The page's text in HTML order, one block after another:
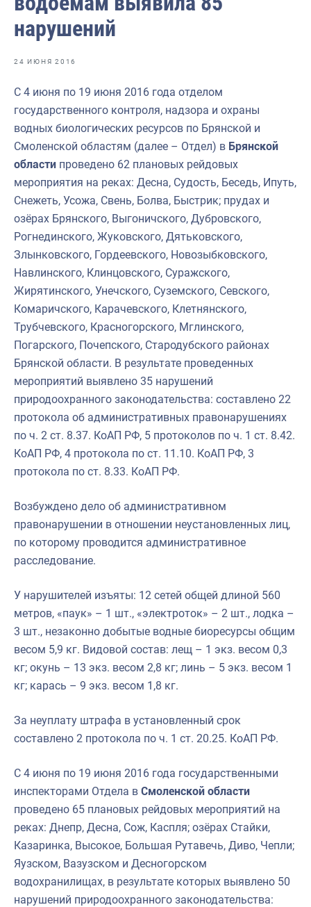
Отраслевые СМИ
Выставки и конференции
Научно-практическая литература
Рыбоохрана России
Отрасль в цифрах
Инфографика
Большая африканская экспедиция
Укрепление духовно-нравственных ценностей
События в России и мире
нарушений
24 ИЮНЯ 2016
С 4 июня по 19 июня 2016 года отделом
государственного контроля, надзора и охраны
водных биологических ресурсов по Брянской и
Смоленской областям (далее – Отдел) в Брянской
области проведено 62 плановых рейдовых
мероприятия на реках: Десна, Судость, Беседь, Ипуть,
Снежеть, Усожа, Свень, Болва, Быстрик; прудах и
озёрах Брянского, Выгоничского, Дубровского,
Рогнединского, Жуковского, Дятьковского,
Злынковского, Гордеевского, Новозыбковского,
Навлинского, Клинцовского, Суражского,
Жирятинского, Унечского, Суземского, Севского,
Комаричского, Карачевского, Клетнянского,
Трубчевского, Красногорского, Мглинского,
Погарского, Почепского, Стародубского районах
Брянской области. В результате проведенных
мероприятий выявлено 35 нарушений
природоохранного законодательства: составлено 22
протокола об административных правонарушениях
по ч. 2 ст. 8.37. КоАП РФ, 5 протоколов по ч. 1 ст. 8.42.
КоАП РФ, 4 протокола по ст. 11.10. КоАП РФ, 3
протокола по ст. 8.33. КоАП РФ.
Возбуждено дело об административном
правонарушении в отношении неустановленных лиц,
по которому проводится административное
расследование.
У нарушителей изъяты: 12 сетей общей длиной 560
метров, «паук» – 1 шт., «электроток» – 2 шт., лодка –
3 шт., незаконно добытые водные биоресурсы общим
весом 5,9 кг. Видовой состав: лещ – 1 экз. весом 0,3
кг; окунь – 13 экз. весом 2,8 кг; линь – 5 экз. весом 1
кг; карась – 9 экз. весом 1,8 кг.
За неуплату штрафа в установленный срок
составлено 2 протокола по ч. 1 ст. 20.25. КоАП РФ.
С 4 июня по 19 июня 2016 года государственными
инспекторами Отдела в Смоленской области
проведено 65 плановых рейдовых мероприятий на
реках: Днепр, Десна, Сож, Каспля; озёрах Стайки,
Казаринка, Высокое, Большая Рутавечь, Диво, Чепли;
Яузском, Вазузском и Десногорском
водохранилищах, в результате которых выявлено 50
нарушений природоохранного законодательства: